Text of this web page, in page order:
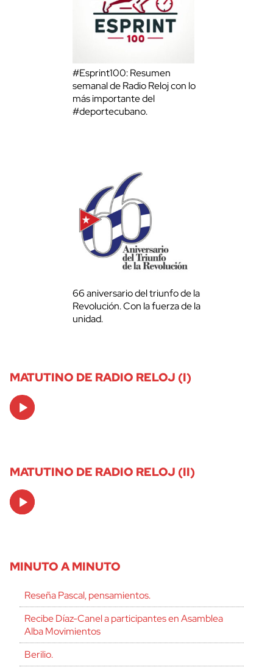
#Esprint100: Resumen
semanal de Radio Reloj con lo
más importante del
#deportecubano.
66 aniversario del triunfo de la
Revolución. Con la fuerza de la
unidad.
MATUTINO DE RADIO RELOJ (I)
Audio
Player
MATUTINO DE RADIO RELOJ (II)
Audio
Player
MINUTO A MINUTO
Reseña Pascal, pensamientos.
Recibe Díaz-Canel a participantes en Asamblea
Alba Movimientos
Berilio.